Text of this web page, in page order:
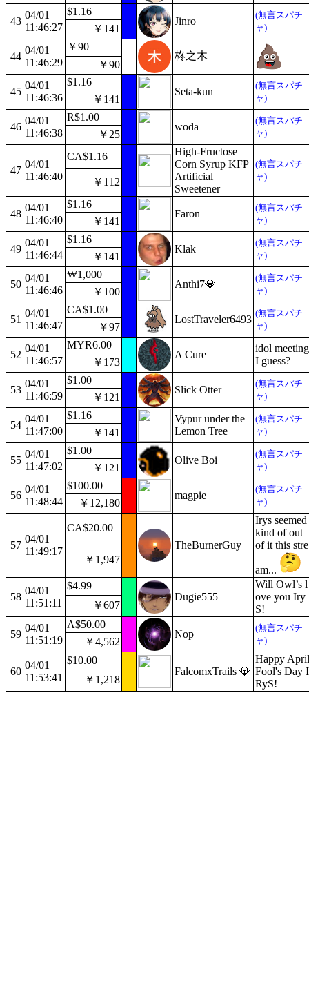
43
04/01
11:46:27
$1.16
Jinro
(無言スパチ
ャ)
￥141
44
04/01
11:46:29
￥90
柊之木
￥90
45
04/01
11:46:36
$1.16
Seta-kun
(無言スパチ
ャ)
￥141
46
04/01
11:46:38
R$1.00
woda
(無言スパチ
ャ)
￥25
47
04/01
11:46:40
CA$1.16
High-Fructose
Corn Syrup KFP
Artificial
Sweetener
(無言スパチ
ャ)
￥112
48
04/01
11:46:40
$1.16
Faron
(無言スパチ
ャ)
￥141
49
04/01
11:46:44
$1.16
Klak
(無言スパチ
ャ)
￥141
50
04/01
11:46:46
₩1,000
Anthi7💎
(無言スパチ
ャ)
￥100
51
04/01
11:46:47
CA$1.00
LostTraveler6493
(無言スパチ
ャ)
￥97
52
04/01
11:46:57
MYR6.00
A Cure
idol meeting
I guess?
￥173
53
04/01
11:46:59
$1.00
Slick Otter
(無言スパチ
ャ)
￥121
54
04/01
11:47:00
$1.16
Vypur under the
Lemon Tree
(無言スパチ
ャ)
￥141
55
04/01
11:47:02
$1.00
Olive Boi
(無言スパチ
ャ)
￥121
56
04/01
11:48:44
$100.00
magpie
(無言スパチ
ャ)
￥12,180
57
04/01
11:49:17
CA$20.00
TheBurnerGuy
Irys seemed
kind of out
of it this stre
am...
￥1,947
58
04/01
11:51:11
$4.99
Dugie555
Will Owl’s l
ove you Iry
S!
￥607
59
04/01
11:51:19
A$50.00
Nop
(無言スパチ
ャ)
￥4,562
60
04/01
11:53:41
$10.00
FalcomxTrails 💎
Happy April
Fool's Day I
RyS!
￥1,218